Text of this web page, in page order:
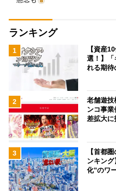
ランキング
1
【資産
選！】「
れる期
2
老舗遊技
ンコ事
差拡大
3
【首都
ンキン
化”のワ